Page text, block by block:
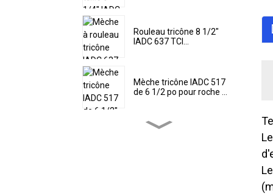
Rouleau tricône 8 1/2"
IADC 637 TCI...
Mèche tricône IADC 517
de 6 1/2 po pour roche ...